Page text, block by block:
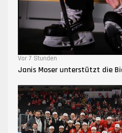
Vor 7 Stunden
Janis Moser unterstützt die